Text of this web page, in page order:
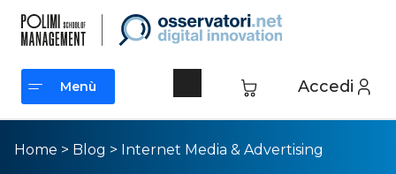
Accedi
Menù
Menù
Home > Blog > Internet Media & Advertising